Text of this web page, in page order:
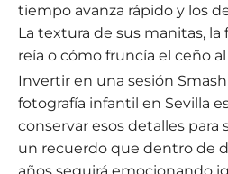
tiempo avanza rápido y los
La textura de sus manitas, la
reía o cómo fruncía el ceño
Invertir en una sesión
fotografía infantil en Sevilla
conservar esos detalles para
un recuerdo que dentro de